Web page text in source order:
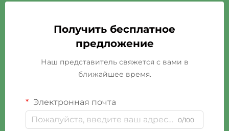
Получить бесплатное
предложение
Наш представитель свяжется с вами в
ближайшее время.
Электронная почта
0/100